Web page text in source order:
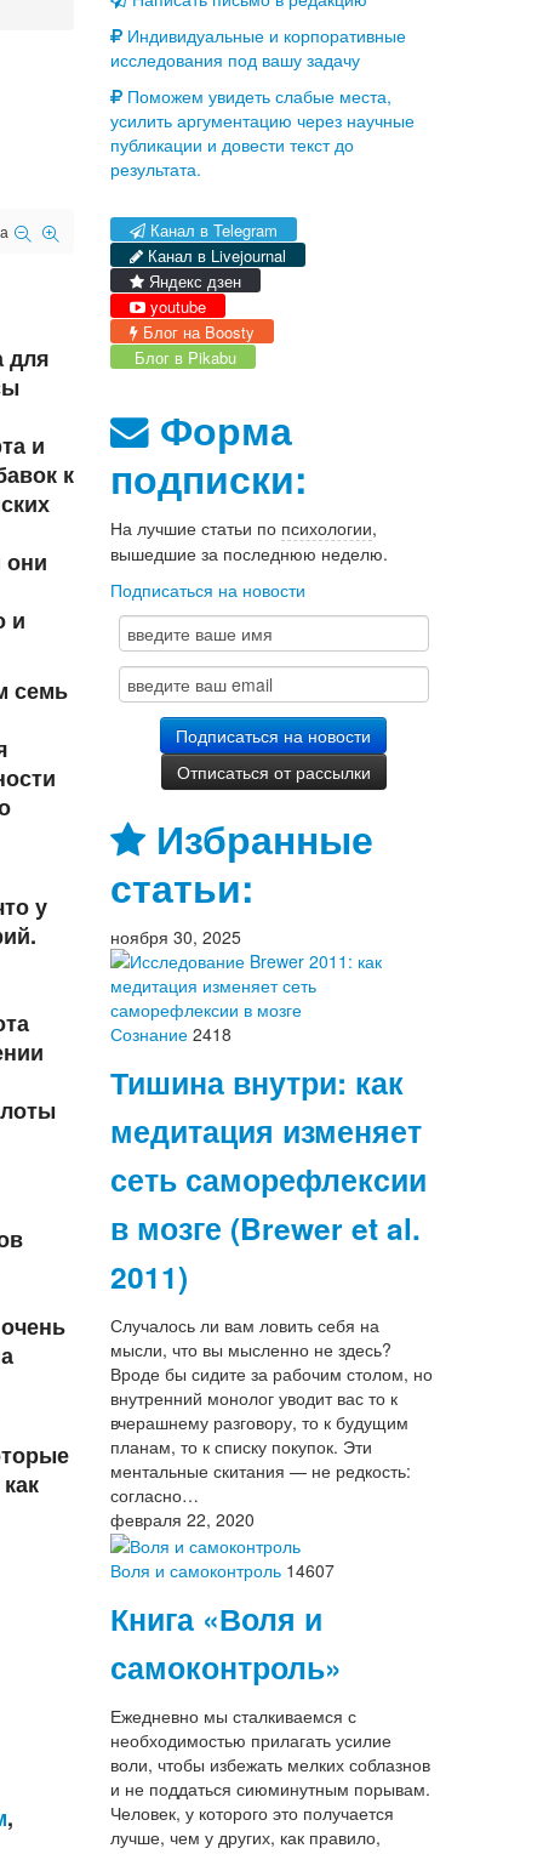
для
и
к
они
и
семь
у
,
Индивидуальные и корпоративные
исследования под вашу задачу
Поможем увидеть слабые места,
усилить аргументацию через научные
публикации и довести текст до
результата.
Канал в Telegram
Канал в Livejournal
Яндекс дзен
youtube
Блог на Boosty
Блог в Pikabu
Форма
подписки:
На лучшие статьи по психологии,
вышедшие за последнюю неделю.
Подписаться на новости
Избранные
статьи:
ноября 30, 2025
Сознание 2418
Тишина внутри: как
медитация изменяет
сеть саморефлексии
в мозге (Brewer et al.
2011)
Случалось ли вам ловить себя на
мысли, что вы мысленно не здесь?
Вроде бы сидите за рабочим столом, но
внутренний монолог уводит вас то к
вчерашнему разговору, то к будущим
планам, то к списку покупок. Эти
ментальные скитания — не редкость:
согласно…
февраля 22, 2020
Воля и самоконтроль 14607
Книга «Воля и
самоконтроль»
Ежедневно мы сталкиваемся с
необходимостью прилагать усилие
воли, чтобы избежать мелких соблазнов
и не поддаться сиюминутным порывам.
Человек, у которого это получается
лучше, чем у других, как правило,